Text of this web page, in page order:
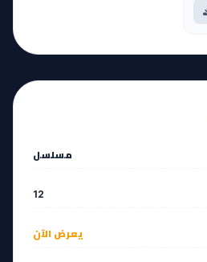
مسلسل
12
يعرض الآن